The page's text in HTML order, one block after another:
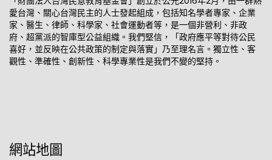
愛台灣、關心台灣民主的人士發起組成，包括知名學者專家、企業
家、醫生、律師、科學家、社會運動者等，是一個非營利、非政
府、超黨派的智庫型公益組織。我們堅信，「政府應平等對待公民
喜好，並反映在公共政策的制定與落實」乃至理名言。獨立性、客
觀性、準確性、創新性、科學專業性是我們不變的堅持。
網站地圖